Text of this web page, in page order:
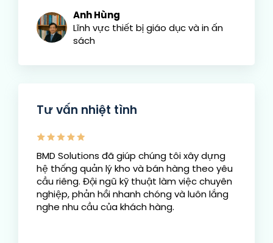
Anh Hùng
Lĩnh vực thiết bị giáo dục và in ấn
sách
Tư vấn nhiệt tình
BMD Solutions đã giúp chúng tôi xây dựng
hệ thống quản lý kho và bán hàng theo yêu
cầu riêng. Đội ngũ kỹ thuật làm việc chuyên
nghiệp, phản hồi nhanh chóng và luôn lắng
nghe nhu cầu của khách hàng.